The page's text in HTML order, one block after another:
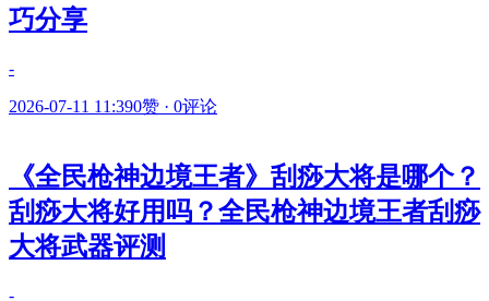
巧分享
-
2026-07-11 11:390赞 · 0评论
《全民枪神边境王者》刮痧大将是哪个？
刮痧大将好用吗？全民枪神边境王者刮痧
大将武器评测
-